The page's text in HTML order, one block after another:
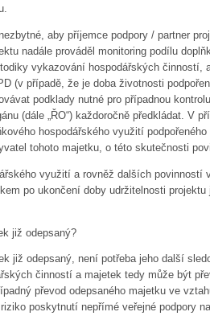
aby příjemce podpory / partner
nadále prováděl monitoring podílu
vykazování hospodářských činností,
(v případě, že je doba životnosti
podklady nutné pro případnou
(dále „ŘO“) každoročně předkládat. V
hospodářského využití
tohoto majetku, o této skutečnosti
využití a rovněž dalších povinností
po ukončení doby udržitelnosti
již odepsaný?
již odepsaný, není potřeba jeho další
činností a majetek tedy může být
převod odepsaného majetku ve
poskytnutí nepřímé veřejné podpory